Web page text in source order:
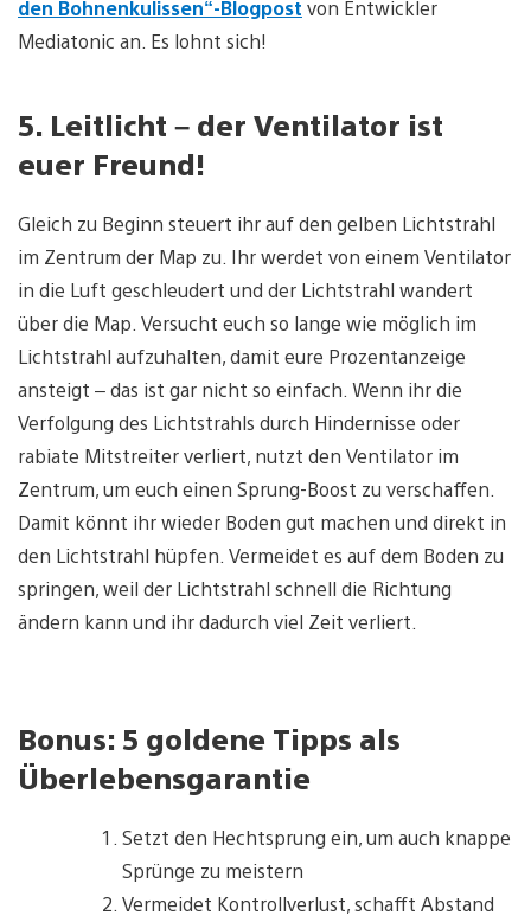
den Bohnenkulissen“-Blogpost von Entwickler
Mediatonic an. Es lohnt sich!
5. Leitlicht – der Ventilator ist
euer Freund!
Gleich zu Beginn steuert ihr auf den gelben Lichtstrahl
im Zentrum der Map zu. Ihr werdet von einem Ventilator
in die Luft geschleudert und der Lichtstrahl wandert
über die Map. Versucht euch so lange wie möglich im
Lichtstrahl aufzuhalten, damit eure Prozentanzeige
ansteigt – das ist gar nicht so einfach. Wenn ihr die
Verfolgung des Lichtstrahls durch Hindernisse oder
rabiate Mitstreiter verliert, nutzt den Ventilator im
Zentrum, um euch einen Sprung-Boost zu verschaffen.
Damit könnt ihr wieder Boden gut machen und direkt in
den Lichtstrahl hüpfen. Vermeidet es auf dem Boden zu
springen, weil der Lichtstrahl schnell die Richtung
ändern kann und ihr dadurch viel Zeit verliert.
Bonus: 5 goldene Tipps als
Überlebensgarantie
Setzt den Hechtsprung ein, um auch knappe
Sprünge zu meistern
Vermeidet Kontrollverlust, schafft Abstand